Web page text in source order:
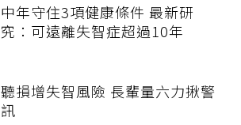
中年守住3項健康條件 最新研
究：可遠離失智症超過10年
聽損增失智風險 長輩量六力揪警
訊